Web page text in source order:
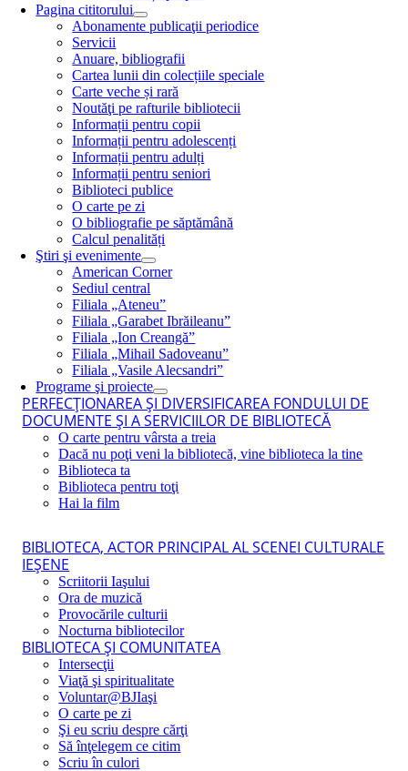
Pagina cititorului
Abonamente publicaţii periodice
Servicii
Anuare, bibliografii
Cartea lunii din colecțiile speciale
Carte veche și rară
Noutăţi pe rafturile bibliotecii
Informații pentru copii
Informații pentru adolescenți
Informații pentru adulți
Informații pentru seniori
Biblioteci publice
O carte pe zi
O bibliografie pe săptămână
Calcul penalități
Ştiri şi evenimente
American Corner
Sediul central
Filiala „Ateneu”
Filiala „Garabet Ibrăileanu”
Filiala „Ion Creangă”
Filiala „Mihail Sadoveanu”
Filiala „Vasile Alecsandri”
Programe şi proiecte
PERFECŢIONAREA ŞI DIVERSIFICAREA FONDULUI DE
DOCUMENTE ŞI A SERVICIILOR DE BIBLIOTECĂ
O carte pentru vârsta a treia
Dacă nu poţi veni la bibliotecă, vine biblioteca la tine
Biblioteca ta
Biblioteca pentru toţi
Hai la film
BIBLIOTECA, ACTOR PRINCIPAL AL SCENEI CULTURALE
IEŞENE
Scriitorii Iaşului
Ora de muzică
Provocările culturii
Nocturna bibliotecilor
BIBLIOTECA ŞI COMUNITATEA
Intersecţii
Viaţă şi spiritualitate
Voluntar@BJIaşi
O carte pe zi
Şi eu scriu despre cărţi
Să înţelegem ce citim
Scriu în culori